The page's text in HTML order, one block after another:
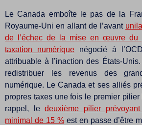
Le Canada emboîte le pas de la
Royaume-Uni en allant de l’avant
de l’échec de la mise en œuvre du
taxation numérique négocié à
attribuable à l’inaction des États-
redistribuer les revenus des
numérique. Le Canada et ses alliés
propres taxes une fois le premier pilier
rappel, ledeuxième pilier
minimal de 15 %est en passe d’être